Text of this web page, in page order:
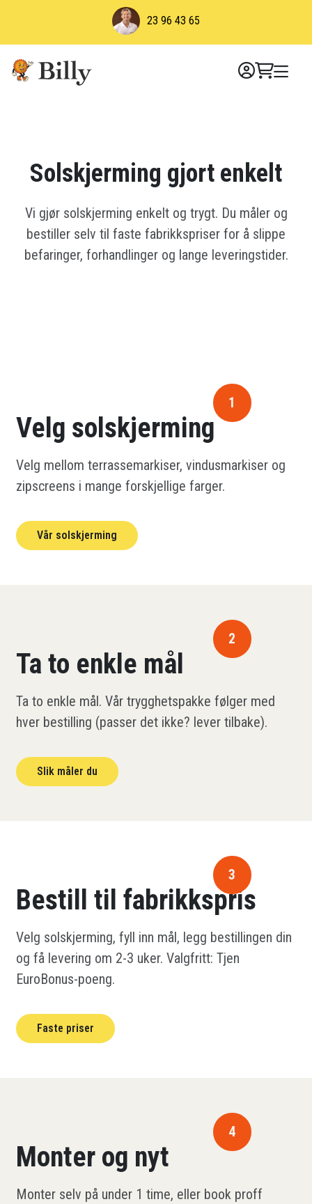
23 96 43 65
Solskjerming gjort enkelt
Vi gjør solskjerming enkelt og trygt. Du måler og
bestiller selv til faste fabrikkspriser for å slippe
befaringer, forhandlinger og lange leveringstider.
1
Velg solskjerming
Velg mellom terrassemarkiser, vindusmarkiser og
zipscreens i mange forskjellige farger.
Vår solskjerming
2
Ta to enkle mål
Ta to enkle mål. Vår trygghetspakke følger med
hver bestilling (passer det ikke? lever tilbake).
Slik måler du
3
Bestill til fabrikkspris
Velg solskjerming, fyll inn mål, legg bestillingen din
og få levering om 2-3 uker. Valgfritt: Tjen
EuroBonus-poeng.
Faste priser
4
Monter og nyt
Monter selv på under 1 time, eller book proff